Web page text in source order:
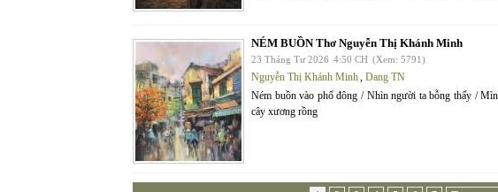
NÉM BUỒN Thơ Nguyễn Thị Khánh Minh
23 Tháng Tư 2026 4:50 CH (Xem: 5791)
Nguyễn Thị Khánh Minh, Dang TN
Ném buồn vào phố đông / Nhìn người ta bỗng thấy /
cây xương rồng